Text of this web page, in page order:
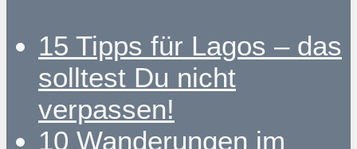
15 Tipps für Lagos – das
solltest Du nicht
verpassen!
10 Wanderungen im